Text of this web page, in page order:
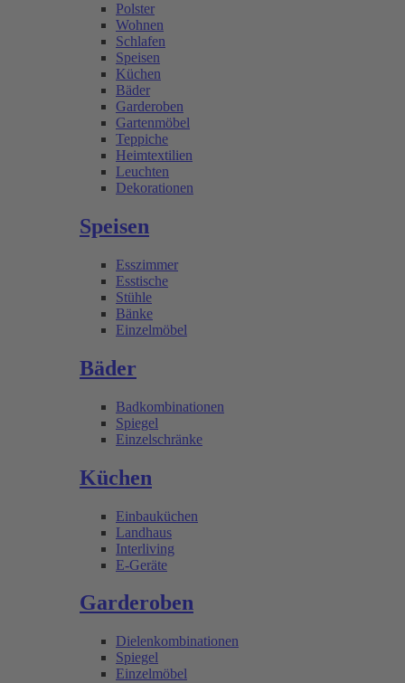
Polster
Wohnen
Schlafen
Speisen
Küchen
Bäder
Garderoben
Gartenmöbel
Teppiche
Heimtextilien
Leuchten
Dekorationen
Speisen
Esszimmer
Esstische
Stühle
Bänke
Einzelmöbel
Bäder
Badkombinationen
Spiegel
Einzelschränke
Küchen
Einbauküchen
Landhaus
Interliving
E-Geräte
Garderoben
Dielenkombinationen
Spiegel
Einzelmöbel